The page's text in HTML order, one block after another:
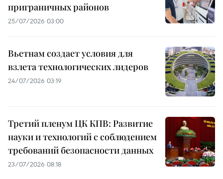
приграничных районов
25/07/2026 03:00
Вьетнам создает условия для
взлета технологических лидеров
24/07/2026 03:19
Третий пленум ЦК КПВ: Развитие
науки и технологий с соблюдением
требований безопасности данных
23/07/2026 08:18